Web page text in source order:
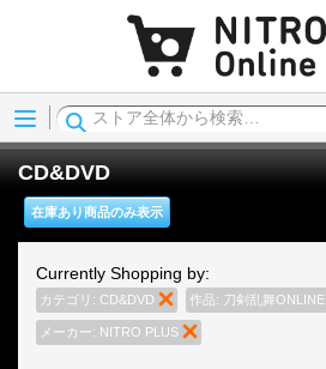
Menu
CD&DVD
在庫あり商品のみ表示
Currently Shopping by:
カテゴリ: CD&DVD 商品の削除
作品: 刀剣乱舞ONLINE
メーカー: NITRO PLUS